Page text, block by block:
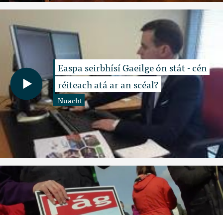
Easpa seirbhísí Gaeilge ón stát - cén
réiteach atá ar an scéal?
Nuacht